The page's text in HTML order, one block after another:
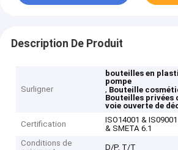
Description De Produit
Surligner
bouteilles en
pompe
, Bouteille
Bouteilles privées
voie ouverte de
Certification
ISO14001 &
& SMETA 6.1
Conditions de
D/P, T/T